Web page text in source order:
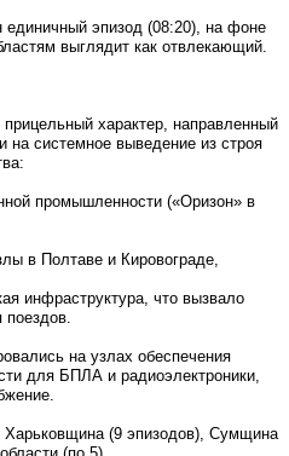
единичный эпизод (08:20), на фоне
выглядит как отвлекающий.
характер, направленный
на системное выведение из строя
промышленности («Оризон» в
в Полтаве и Кировограде,
инфраструктура, что вызвало
поездов.
на узлах обеспечения
для БПЛА и радиоэлектроники,
(9 эпизодов), Сумщина